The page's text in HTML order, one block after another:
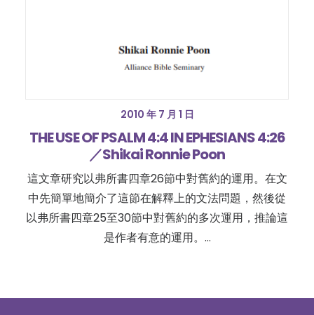
2010 年 7 月 1 日
THE USE OF PSALM 4:4 IN EPHESIANS 4:26
／Shikai Ronnie Poon
這文章研究以弗所書四章26節中對舊約的運用。在文
中先簡單地簡介了這節在解釋上的文法問題，然後從
以弗所書四章25至30節中對舊約的多次運用，推論這
是作者有意的運用。…